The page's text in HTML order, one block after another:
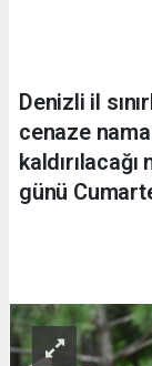
Denizli il
cenaze
günü